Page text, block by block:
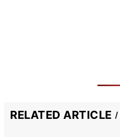
RELATED ARTICLE